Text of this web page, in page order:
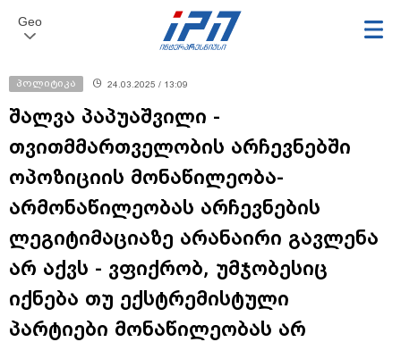
Geo
პოლიტიკა 24.03.2025 / 13:09
შალვა პაპუაშვილი -
თვითმმართველობის არჩევნებში
ოპოზიციის მონაწილეობა-
არმონაწილეობას არჩევნების
ლეგიტიმაციაზე არანაირი გავლენა
არ აქვს - ვფიქრობ, უმჯობესიც
იქნება თუ ექსტრემისტული
პარტიები მონაწილეობას არ